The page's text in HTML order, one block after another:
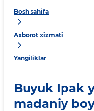
Bosh sahifa
Axborot xizmati
Yangiliklar
Buyuk Ipak
madaniy